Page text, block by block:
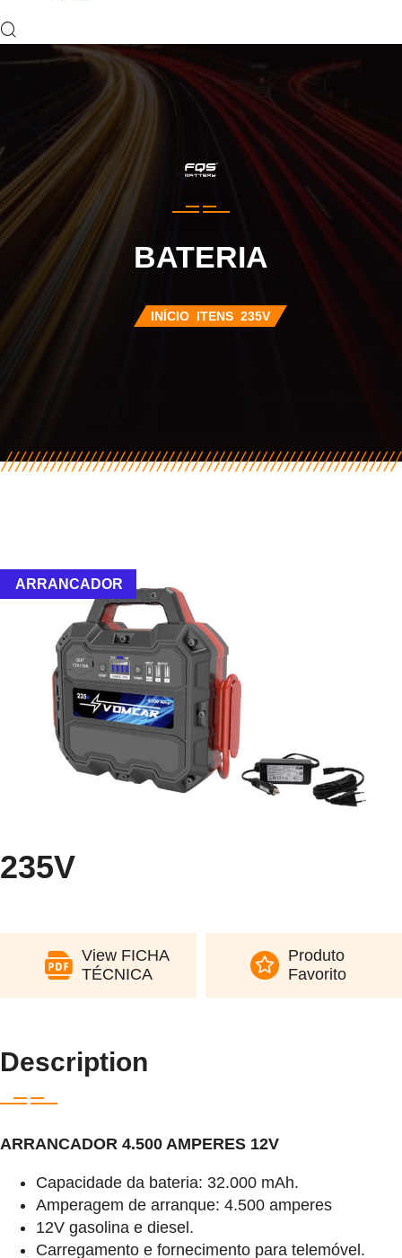
BATERIA
INÍCIO ITENS 235V
ARRANCADOR
235V
View FICHA
TÉCNICA
Produto
Favorito
Description
ARRANCADOR 4.500 AMPERES 12V
Capacidade da bateria: 32.000 mAh.
Amperagem de arranque: 4.500 amperes
12V gasolina e diesel.
Carregamento e fornecimento para telemóvel.